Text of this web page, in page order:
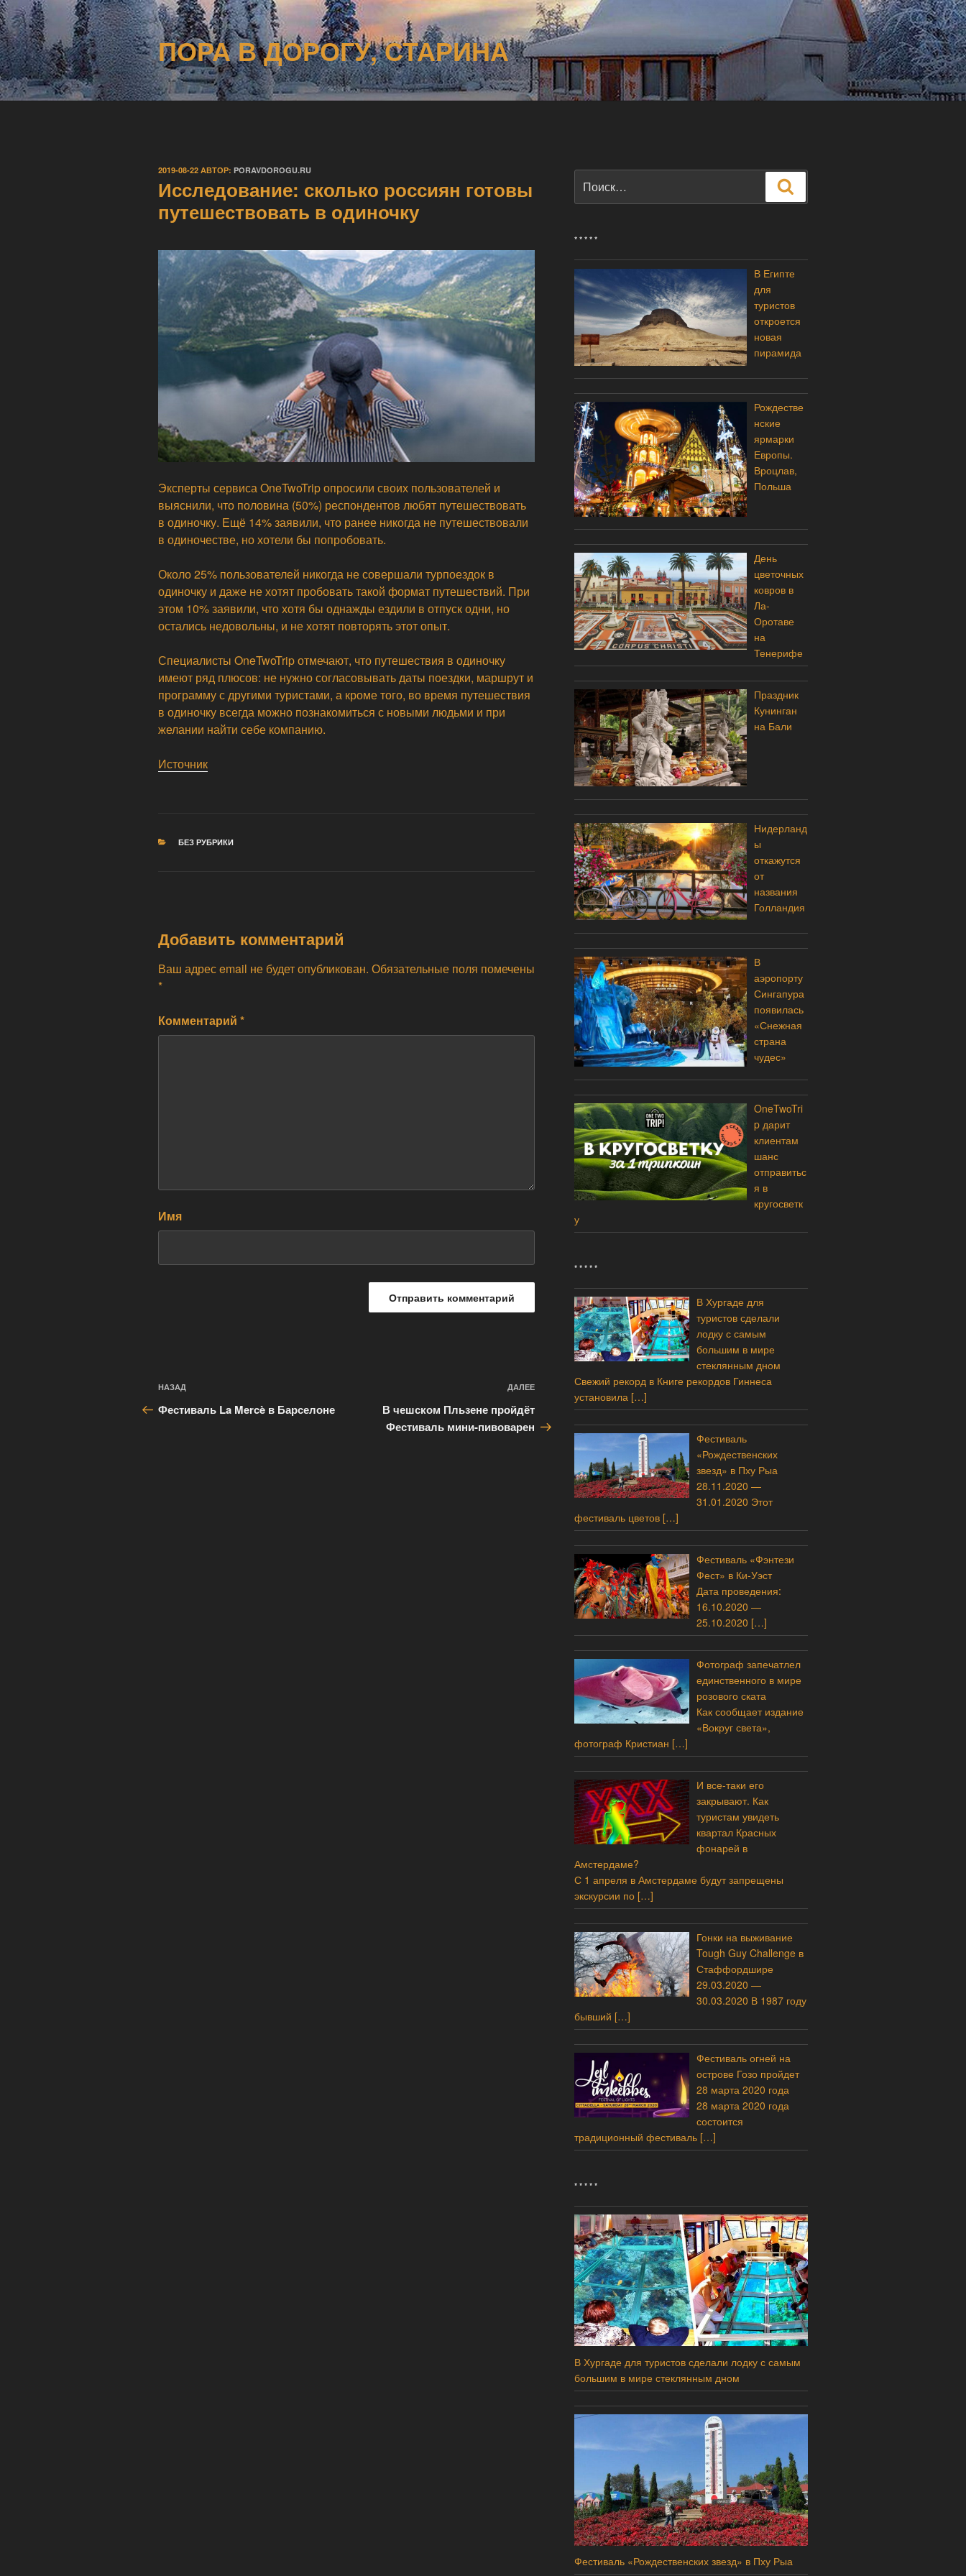
Перейти
к
содержимому
ПОРА В ДОРОГУ, СТАРИНА
ОПУБЛИКОВАНО
2019-08-22 АВТОР: PORAVDOROGU.RU
Исследование: сколько россиян готовы
путешествовать в одиночку
Эксперты сервиса OneTwoTrip опросили своих пользователей и
выяснили, что половина (50%) респондентов любят путешествовать
в одиночку. Ещё 14% заявили, что ранее никогда не путешествовали
в одиночестве, но хотели бы попробовать.
Около 25% пользователей никогда не совершали турпоездок в
одиночку и даже не хотят пробовать такой формат путешествий. При
этом 10% заявили, что хотя бы однажды ездили в отпуск одни, но
остались недовольны, и не хотят повторять этот опыт.
Специалисты OneTwoTrip отмечают, что путешествия в одиночку
имеют ряд плюсов: не нужно согласовывать даты поездки, маршрут и
программу с другими туристами, а кроме того, во время путешествия
в одиночку всегда можно познакомиться с новыми людьми и при
желании найти себе компанию.
Источник
РУБРИКИ
БЕЗ РУБРИКИ
Добавить комментарий
Ваш адрес email не будет опубликован. Обязательные поля помечены
*
Комментарий *
Имя
Навигация
по
Предыдущая
запись:
НАЗАД
Фестиваль La Mercè в Барселоне
Следующая
запись
ДАЛЕЕ
В чешском Пльзене пройдёт
Фестиваль мини-пивоварен
* * * * *
В Египте
для
туристов
откроется
новая
пирамида
Рождестве
нские
ярмарки
Европы.
Вроцлав,
Польша
День
цветочных
ковров в
Ла-
Оротаве
на
Тенерифе
Праздник
Кунинган
на Бали
Нидерланд
ы
откажутся
от
названия
Голландия
В
аэропорту
Сингапура
появилась
«Снежная
страна
чудес»
OneTwoTri
p дарит
клиентам
шанс
отправитьс
я в
кругосветк
у
* * * * *
В Хургаде для
туристов сделали
лодку с самым
большим в мире
стеклянным дном
Свежий рекорд в Книге рекордов Гиннеса
установила […]
Фестиваль
«Рождественских
звезд» в Пху Рыа
28.11.2020 —
31.01.2020 Этот
фестиваль цветов […]
Фестиваль «Фэнтези
Фест» в Ки-Уэст
Дата проведения:
16.10.2020 —
25.10.2020 […]
Фотограф запечатлел
единственного в мире
розового ската
Как сообщает издание
«Вокруг света»,
фотограф Кристиан […]
И все-таки его
закрывают. Как
туристам увидеть
квартал Красных
фонарей в
Амстердаме?
С 1 апреля в Амстердаме будут запрещены
экскурсии по […]
Гонки на выживание
Tough Guy Challenge в
Стаффордшире
29.03.2020 —
30.03.2020 В 1987 году
бывший […]
Фестиваль огней на
острове Гозо пройдет
28 марта 2020 года
28 марта 2020 года
состоится
традиционный фестиваль […]
* * * * *
В Хургаде для туристов сделали лодку с самым
большим в мире стеклянным дном
Фестиваль «Рождественских звезд» в Пху Рыа